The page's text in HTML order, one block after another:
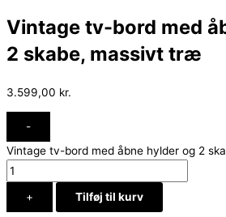
Vintage tv-bord med
2 skabe, massivt træ
3.599,00 kr.
-
Vintage tv-bord med åbne hylder og 2
+ Tilføj til kurv